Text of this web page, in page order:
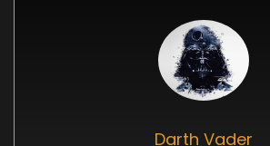
Darth Vader